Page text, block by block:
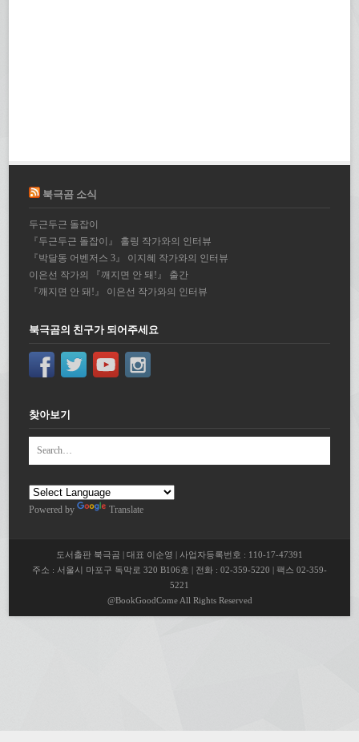
북극곰 소식
두근두근 돌잡이
『두근두근 돌잡이』 홀링 작가와의 인터뷰
『박달동 어벤저스 3』 이지혜 작가와의 인터뷰
이은선 작가의 『깨지면 안 돼!』 출간
『깨지면 안 돼!』 이은선 작가와의 인터뷰
북극곰의 친구가 되어주세요
찾아보기
Powered by Translate
도서출판 북극곰 | 대표 이순영 | 사업자등록번호 : 110-17-47391
주소 : 서울시 마포구 독막로 320 B106호 | 전화 : 02-359-5220 | 팩스 02-359-
5221
@BookGoodCome All Rights Reserved